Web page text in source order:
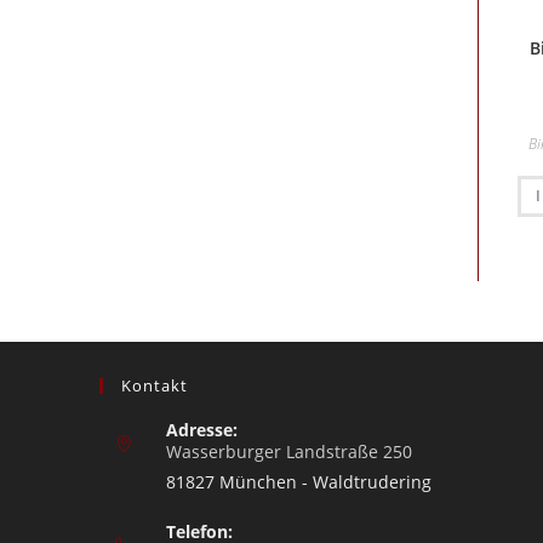
Kontakt
Adresse:
Wasserburger Landstraße 250
81827 München - Waldtrudering
Telefon: